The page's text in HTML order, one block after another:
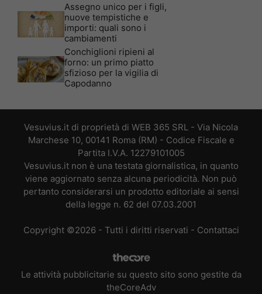
Assegno unico per i figli,
nuove tempistiche e
importi: quali sono i
cambiamenti
Conchiglioni ripieni al
forno: un primo piatto
sfizioso per la vigilia di
Capodanno
Vesuvius.it di proprietà di WEB 365 SRL - Via Nicola
Marchese 10, 00141 Roma (RM) - Codice Fiscale e
Partita I.V.A. 12279101005
Vesuvius.it non è una testata giornalistica, in quanto
viene aggiornato senza alcuna periodicità. Non può
pertanto considerarsi un prodotto editoriale ai sensi
della legge n. 62 del 07.03.2001
Copyright ©2026 - Tutti i diritti riservati - Contattaci
Le attività pubblicitarie su questo sito sono gestite da
theCoreAdv